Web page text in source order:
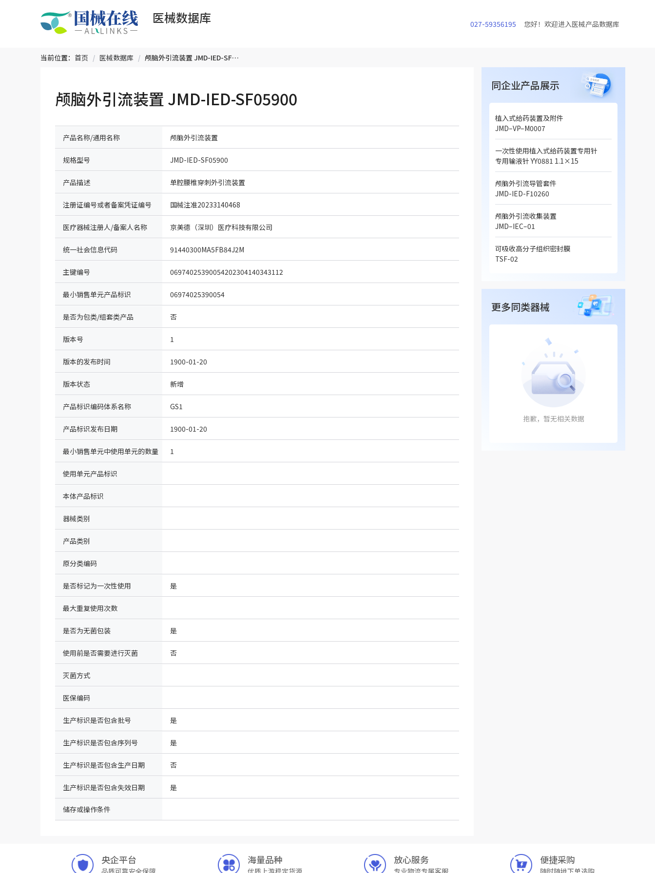
医械数据库 027-59356195 您好！欢迎进入医械产品数据库
当前位置： 首页 / 医械数据库 / 颅脑外引流装置 JMD-IED-SF05900
颅脑外引流装置 JMD-IED-SF05900
产品名称/通用名称 颅脑外引流装置
规格型号 JMD-IED-SF05900
产品描述 单腔腰椎穿刺外引流装置
注册证编号或者备案凭证编号 国械注准20233140468
医疗器械注册人/备案人名称 京美德（深圳）医疗科技有限公司
统一社会信息代码 91440300MA5FB84J2M
主键编号 06974025390054202304140343112
最小销售单元产品标识 06974025390054
是否为包类/组套类产品 否
版本号 1
版本的发布时间 1900-01-20
版本状态 新增
产品标识编码体系名称
（IDcode）
GS1
产品标识发布日期 1900-01-20
最小销售单元中使用单元的数量 1
使用单元产品标识
本体产品标识
器械类别
产品类别
原分类编码
是否标记为一次性使用 是
最大重复使用次数
是否为无菌包装 是
使用前是否需要进行灭菌 否
灭菌方式
医保编码
生产标识是否包含批号 是
生产标识是否包含序列号 是
生产标识是否包含生产日期 否
生产标识是否包含失效日期 是
储存或操作条件
同企业产品展示
植入式给药装置及附件
JMD–VP–M0007
一次性使用植入式给药装置专用针
专用输液针 YY0881 1.1×15
颅脑外引流导管套件
JMD-IED-F10260
颅脑外引流收集装置
JMD–IEC–01
可吸收高分子组织密封膜
TSF-02
更多同类器械
抱歉，暂无相关数据
央企平台
品质可靠安全保障
海量品种
优质上游稳定货源
放心服务
专业物流专属客服
便捷采购
随时随地下单选购